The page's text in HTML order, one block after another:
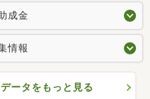
成金
情報
ータをもっと見る